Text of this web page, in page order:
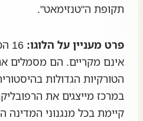
תקופת ה"טנזימאט".
פרט מעניין על הלוגו:
הטורקיות הגדולות
במרכז מייצגים את
קיימת בכל מנגנוני המדינה